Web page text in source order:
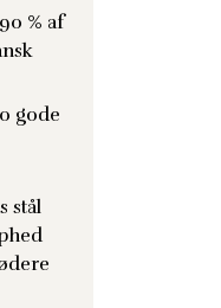
% af
gode
stål